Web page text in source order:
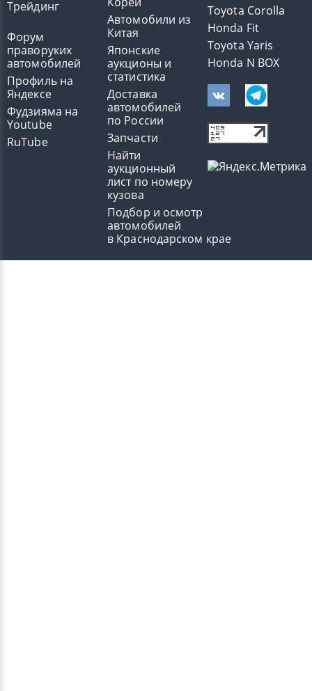
Трейдинг
Форум
праворуких
автомобилей
Профиль на
Яндексе
Фудзияма на
Youtube
RuTube
Автомобили из
Китая
Японские
аукционы и
статистика
Доставка
автомобилей
по России
Запчасти
Найти
аукционный
лист по номеру
кузова
Подбор и осмотр
автомобилей
в Краснодарском крае
Toyota Corolla
Honda Fit
Toyota Yaris
Honda N BOX